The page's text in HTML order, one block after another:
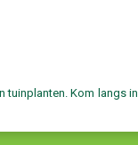
tuinplanten. Kom langs in